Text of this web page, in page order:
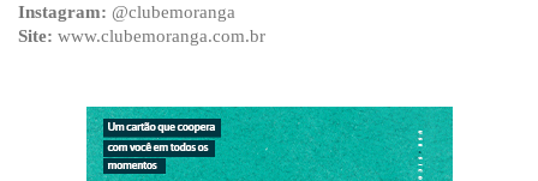
Instagram: @clubemoranga
Site: www.clubemoranga.com.br